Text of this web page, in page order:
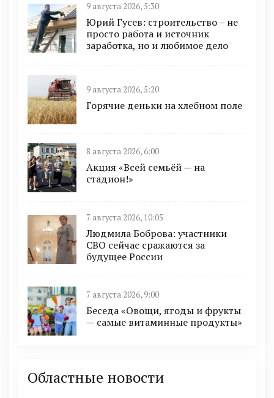
9 августа 2026, 5:30
Юрий Гусев: строительство – не
просто работа и источник
заработка, но и любимое дело
9 августа 2026, 5:20
Горячие деньки на хлебном поле
8 августа 2026, 6:00
Акция «Всей семьёй — на
стадион!»
7 августа 2026, 10:05
Людмила Боброва: участники
СВО сейчас сражаются за
будущее России
7 августа 2026, 9:00
Беседа «Овощи, ягоды и фрукты
— самые витаминные продукты»
Областные новости